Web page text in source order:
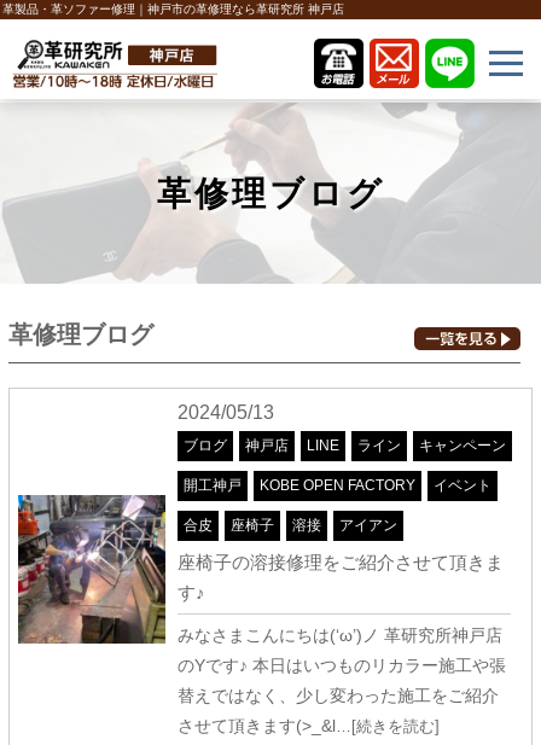
革製品・革ソファー修理｜神戸市の革修理なら革研究所 神戸店
革修理ブログ
革修理ブログ
2024/05/13
ブログ 神戸店 LINE ライン キャンペーン
開工神戸 KOBE OPEN FACTORY イベント
合皮 座椅子 溶接 アイアン
座椅子の溶接修理をご紹介させて頂きま
す♪
みなさまこんにちは(‘ω’)ノ 革研究所神戸店
のYです♪ 本日はいつものリカラー施工や張
替えではなく、少し変わった施工をご紹介
させて頂きます(>_&l…[続きを読む]